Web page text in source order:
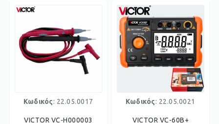
Κωδικός: 22.05.0017
VICTOR VC-H000003
Κωδικός: 22.05.0021
VICTOR VC-60B+